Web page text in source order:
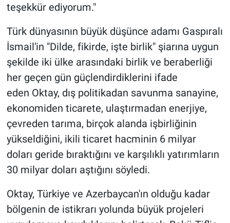
teşekkür ediyorum."
Türk dünyasının büyük düşünce adamı Gaspıralı
İsmail'in "Dilde, fikirde, işte birlik" şiarına uygun
şekilde iki ülke arasındaki birlik ve beraberliği
her geçen gün güçlendirdiklerini ifade
eden Oktay, dış politikadan savunma sanayine,
ekonomiden ticarete, ulaştırmadan enerjiye,
çevreden tarıma, birçok alanda işbirliğinin
yükseldiğini, ikili ticaret hacminin 6 milyar
doları geride bıraktığını ve karşılıklı yatırımların
30 milyar doları aştığını söyledi.
Oktay, Türkiye ve Azerbaycan'ın olduğu kadar
bölgenin de istikrarı yolunda büyük projeleri